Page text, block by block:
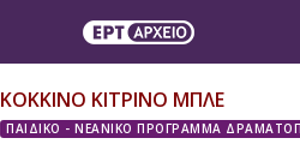
ΚΟΚΚΙΝΟ ΚΙΤΡΙΝΟ ΜΠΛΕ
ΠΑΙΔΙΚΟ - ΝΕΑΝΙΚΟ ΠΡΟΓΡΑΜΜΑ